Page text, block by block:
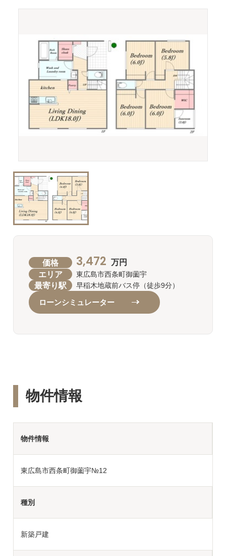
価格 3,472 万円
エリア 東広島市西条町御薗宇
最寄り駅 早稲木地蔵前バス停（徒歩9分）
ローンシミュレーター
物件情報
物件情報
東広島市西条町御薗宇№12
種別
新築戸建